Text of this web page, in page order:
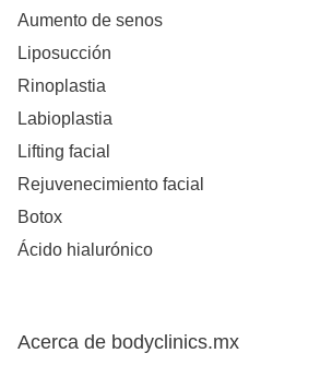
Aumento de senos
Liposucción
Rinoplastia
Labioplastia
Lifting facial
Rejuvenecimiento facial
Botox
Ácido hialurónico
Acerca de bodyclinics.mx